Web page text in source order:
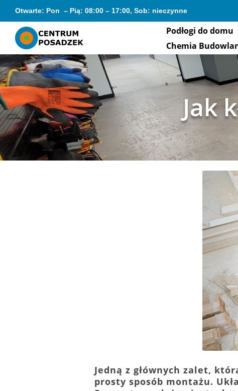
Otwarte: Pon – Pią: 08:00 – 17:00, Sob: nieczynne
Podłogi do domu
Chemia
Jak
Jedną z głównych zalet,
prosty sposób montażu.